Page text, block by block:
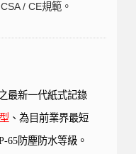
/ CE規範。
最新一代紙式記錄
、為目前業界最短
65防塵防水等級。